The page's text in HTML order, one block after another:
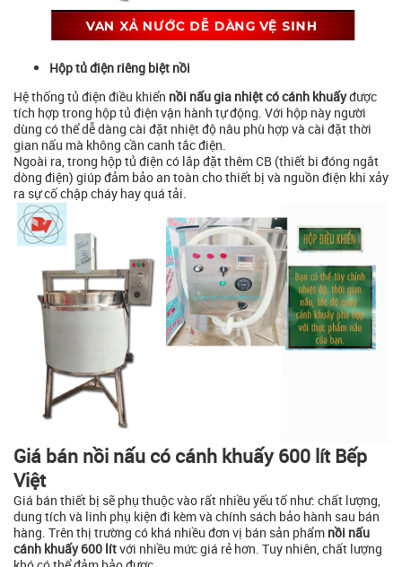
Hộp tủ điện riêng biệt nồi
Hệ thống tủ điện điều khiển nồi nấu gia nhiệt có cánh khuấyđược
tích hợp trong hộp tủ điện vận hành tự động. Với hộp này người
dùng có thể dễ dàng cài đặt nhiệt độ nâu phù hợp và cài đặt thời
gian nấu mà không cần canh tắc điện.
Ngoài ra, trong hộp tủ điện có lắp đặt thêm CB (thiết bi đóng ngắt
dòng điện) giúp đảm bảo an toàn cho thiết bị và nguồn điện khi xảy
ra sự cố chập cháy hay quá tải.
Giá bán nồi nấu có cánh khuấy 600 lít Bếp
Việt
Giá bán thiết bị sẽ phụ thuộc vào rất nhiều yếu tố như: chất lượng,
dung tích và linh phụ kiện đi kèm và chính sách bảo hành sau bán
hàng. Trên thị trường có khá nhiều đơn vị bán sản phẩm nồi nấu
cánh khuấy 600 lítvới nhiều mức giá rẻ hơn. Tuy nhiên, chất lượng